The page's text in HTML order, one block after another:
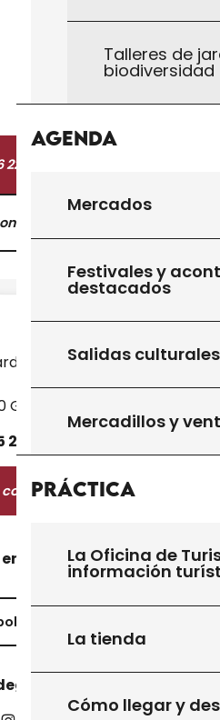
Talleres de
biodiversidad
Agenda
Mercados
Festivales y
destacados
Salidas culturales
Mercadillos y
Práctica
La Oficina de
información
La tienda
Cómo llegar y
22 16 06
des Martyrs
Gourdon
27
contacter
en contact ?
informativo
!